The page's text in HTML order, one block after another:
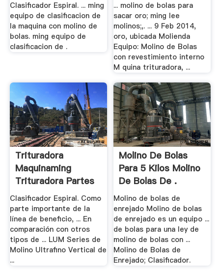
Clasificador Espiral. ... ming
equipo de clasificacion de
la maquina con molino de
bolas. ming equipo de
clasificacion de .
... molino de bolas para
sacar oro; ming lee
molinos;,. ... 9 Feb 2014,
oro, ubicada Molienda
Equipo: Molino de Bolas
con revestimiento interno
M quina trituradora, ...
Trituradora
Maquinaming
Trituradora Partes
Clasificador Espiral. Como
parte importante de la
línea de beneficio, ... En
comparación con otros
tipos de ... LUM Series de
Molino Ultrafino Vertical de
...
Molino De Bolas
Para 5 Kilos Molino
De Bolas De .
Molino de bolas de
enrejado Molino de bolas
de enrejado es un equipo ...
de bolas para una ley de
molino de bolas con ...
Molino de Bolas de
Enrejado; Clasificador.